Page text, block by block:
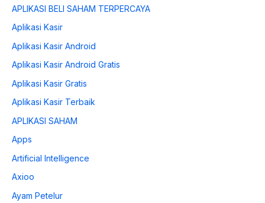
APLIKASI BELI SAHAM TERPERCAYA
Aplikasi Kasir
Aplikasi Kasir Android
Aplikasi Kasir Android Gratis
Aplikasi Kasir Gratis
Aplikasi Kasir Terbaik
APLIKASI SAHAM
Apps
Artificial Intelligence
Axioo
Ayam Petelur